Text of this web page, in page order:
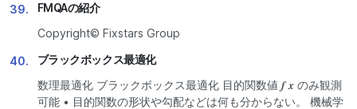
39.
FMQAの紹介
Copyright© Fixstars Group
40.
ブラックボックス最適化
数理最適化 ブラックボックス最適化 目的関数値 𝒇 𝒙 のみ観測
可能 • 目的関数の形状や勾配などは何も分からない。 機械学